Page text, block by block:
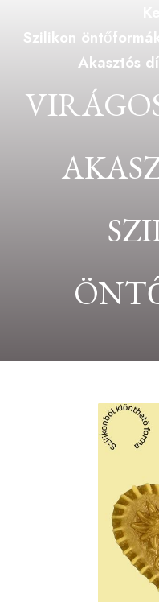
Szilikon
Akasztós